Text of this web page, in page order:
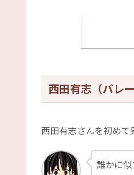
西田有志（バレ
西田有志さんを初めて
誰かに